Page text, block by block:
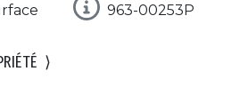
963-00253P
⟩